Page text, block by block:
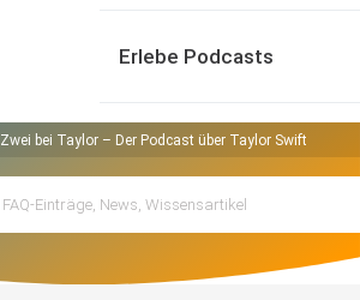
Erlebe Podcasts
Zwei bei Taylor – Der Podcast über Taylor Swift